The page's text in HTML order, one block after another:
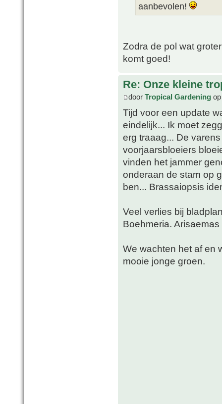
aanbevolen!
Zodra de pol wat
komt goed!
Re: Onze kleine
door Tropical Gardening
Tijd voor een update
eindelijk... Ik moet
erg traaag... De
voorjaarsbloeiers
vinden het jammer
onderaan de stam op
ben... Brassaiopsis
Veel verlies bij
Boehmeria.
We wachten het af en
mooie jonge groen.